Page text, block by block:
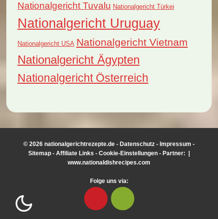
Nationalgericht Tuvalu Nationalgericht Türkei
Nationalgericht Uruguay
Nationalgericht USA Nationalgericht Vietnam
Nationalgericht Ägypten
Nationalgericht Österreich
© 2026 nationalgerichtrezepte.de - Datenschutz - Impressum -
Sitemap-Affiliate Links-Cookie-Einstellungen- Partner:
|www.nationaldishrecipes.com
Folge uns via: